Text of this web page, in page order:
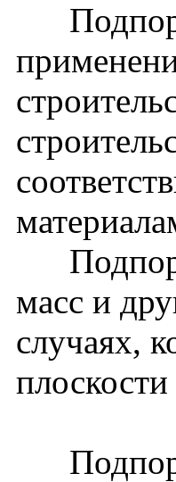
масс и
случаях,